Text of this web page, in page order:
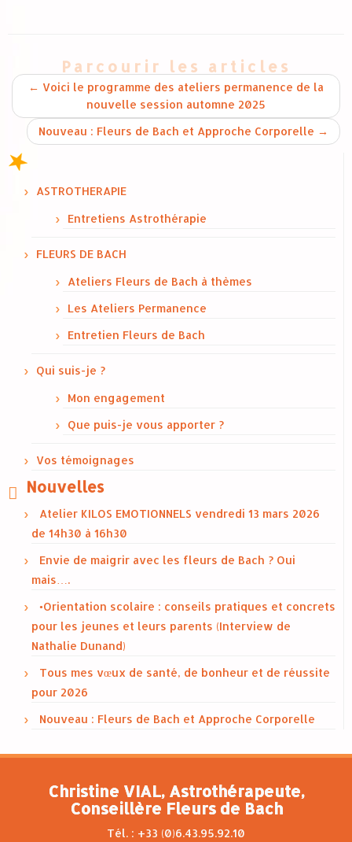
Parcourir les articles
← Voici le programme des ateliers permanence de la
nouvelle session automne 2025
Nouveau : Fleurs de Bach et Approche Corporelle →
ASTROTHERAPIE
Entretiens Astrothérapie
FLEURS DE BACH
Ateliers Fleurs de Bach à thèmes
Les Ateliers Permanence
Entretien Fleurs de Bach
Qui suis-je ?
Mon engagement
Que puis-je vous apporter ?
Vos témoignages
Nouvelles
Atelier KILOS EMOTIONNELS vendredi 13 mars 2026
de 14h30 à 16h30
Envie de maigrir avec les fleurs de Bach ? Oui
mais….
•Orientation scolaire : conseils pratiques et concrets
pour les jeunes et leurs parents (Interview de
Nathalie Dunand)
Tous mes vœux de santé, de bonheur et de réussite
pour 2026
Nouveau : Fleurs de Bach et Approche Corporelle
Christine VIAL, Astrothérapeute,
Conseillère Fleurs de Bach
Tél. : +33 (0)6.43.95.92.10